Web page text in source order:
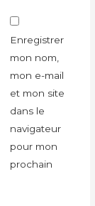
Enregistrer
mon nom,
mon e-mail
et mon site
dans le
navigateur
pour mon
prochain